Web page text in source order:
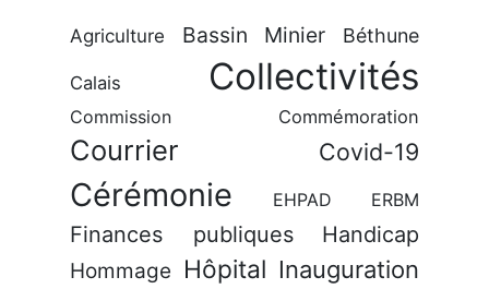
Agriculture Bassin Minier Béthune
Calais Collectivités
Commission Commémoration
Courrier Covid-19
Cérémonie EHPAD ERBM
Finances publiques Handicap
Hommage Hôpital Inauguration